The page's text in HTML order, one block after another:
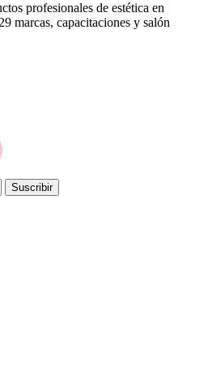
profesionales de estética en
marcas, capacitaciones y salón
Suscribir